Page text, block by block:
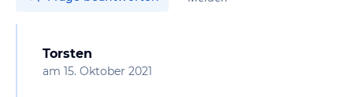
Torsten
am 15. Oktober 2021